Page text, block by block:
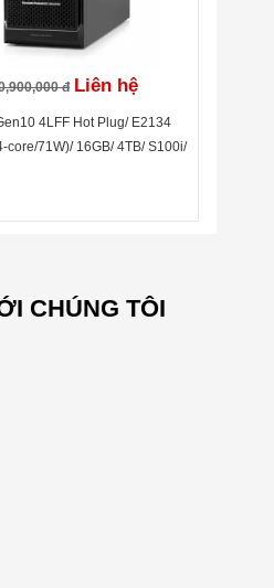
đ Liên hệ
4LFF Hot Plug/ E2134
core/71W)/ 16GB/ 4TB/ S100i/
CHÚNG TÔI